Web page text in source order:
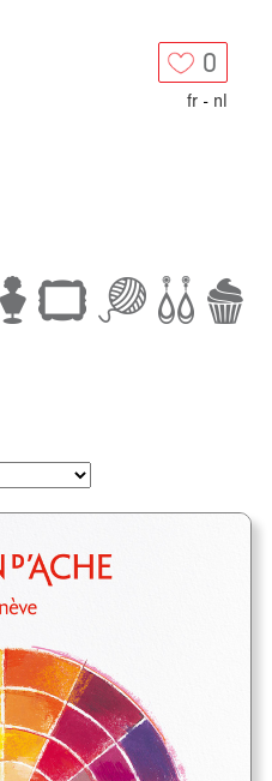
0
fr - nl